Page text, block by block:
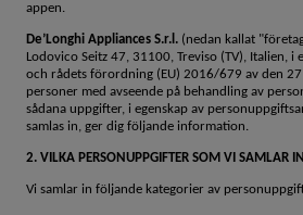
appen.
De’Longhi Appliances S.r.l. (nedan kallat
Lodovico Seitz 47, 31100, Treviso (TV), Italien,
och rådets förordning (EU) 2016/679 av den
personer med avseende på behandling av
sådana uppgifter, i egenskap av
samlas in, ger dig följande information.
2. VILKA PERSONUPPGIFTER SOM VI SAMLAR IN
Vi samlar in följande kategorier av